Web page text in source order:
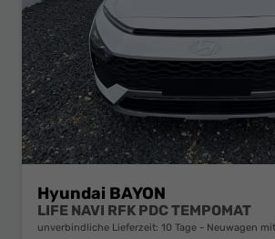
Hyundai BAYON
LIFE NAVI RFK PDC TEMPOMAT
unverbindliche Lieferzeit: 10 Tage Neuwagen